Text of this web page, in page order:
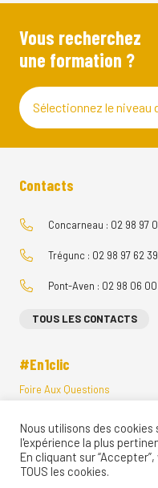
Vous recherchez
une formation ?
Sélectionnez le niveau
Contacts
Concarneau : 02 98 97
Trégunc : 02 98 97 62 39
Pont-Aven : 02 98 06
TOUS LES CONTACTS
#En1clic
Foire Aux Questions
Visites Vituelles
Ecole Directe
Restaurant d’application
Nous utilisons des
l'expérience la plus
En cliquant sur
TOUS les cookies.